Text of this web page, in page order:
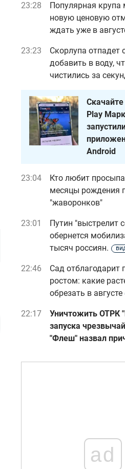
23:28
Популярная крупа
новую ценовую
ждать уже в
23:23
Скорлупа отпадет
добавить в воду,
чистились за
Скачайте
Play
Android
23:04
Кто любит
месяцы рождения
"жаворонков"
23:01
Путин "выстрелит
обернется
тысяч россиян.
22:46
Сад
ростом: какие
обрезать в августе
22:17
Уничтожить ОТРК
запуска
"Флеш" назвал
ad